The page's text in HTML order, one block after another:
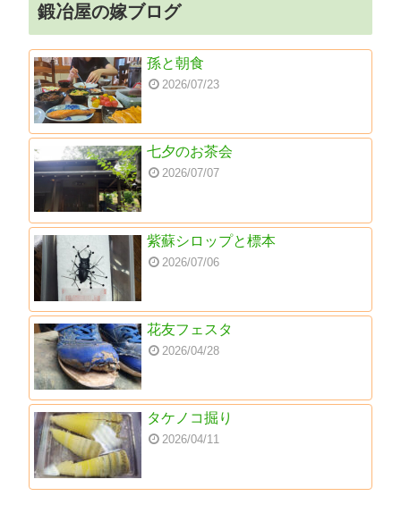
鍛冶屋の嫁ブログ
孫と朝食
2026/07/23
七夕のお茶会
2026/07/07
紫蘇シロップと標本
2026/07/06
花友フェスタ
2026/04/28
タケノコ掘り
2026/04/11